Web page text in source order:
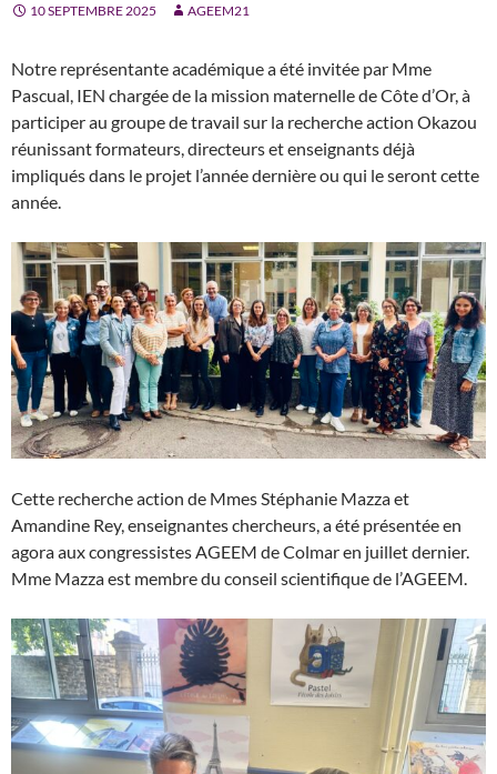
10 SEPTEMBRE 2025 AGEEM21
Notre représentante académique a été invitée par Mme
Pascual, IEN chargée de la mission maternelle de Côte d’Or, à
participer au groupe de travail sur la recherche action Okazou
réunissant formateurs, directeurs et enseignants déjà
impliqués dans le projet l’année dernière ou qui le seront cette
année.
Cette recherche action de Mmes Stéphanie Mazza et
Amandine Rey, enseignantes chercheurs, a été présentée en
agora aux congressistes AGEEM de Colmar en juillet dernier.
Mme Mazza est membre du conseil scientifique de l’AGEEM.